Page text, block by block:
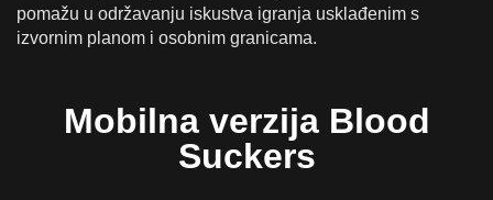
pomažu u održavanju iskustva igranja usklađenim s
izvornim planom i osobnim granicama.
Mobilna verzija Blood
Suckers